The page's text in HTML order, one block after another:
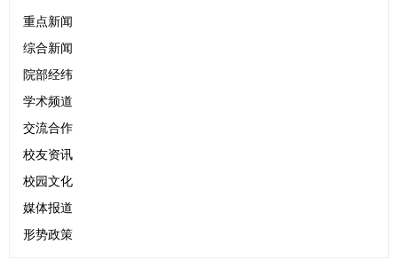
重点新闻
综合新闻
院部经纬
学术频道
交流合作
校友资讯
校园文化
媒体报道
形势政策